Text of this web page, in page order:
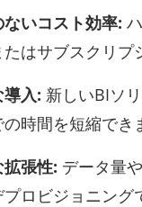
ないコスト効率:
はサブスクリプ
入: 新しいBIソ
時間を短縮でき
張性: データ量
プロビジョニン